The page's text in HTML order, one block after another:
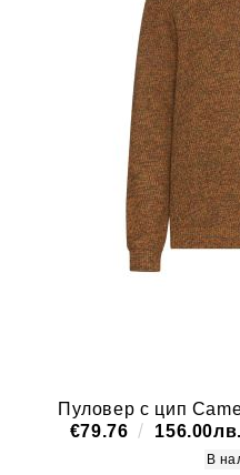
Пуловер с цип
€79.76
156.00лв.
В